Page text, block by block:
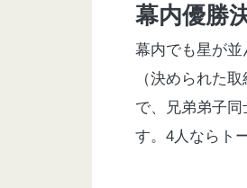
幕内優勝
幕内でも星が
（決められた
で、兄弟弟子
す。 4 人ならト